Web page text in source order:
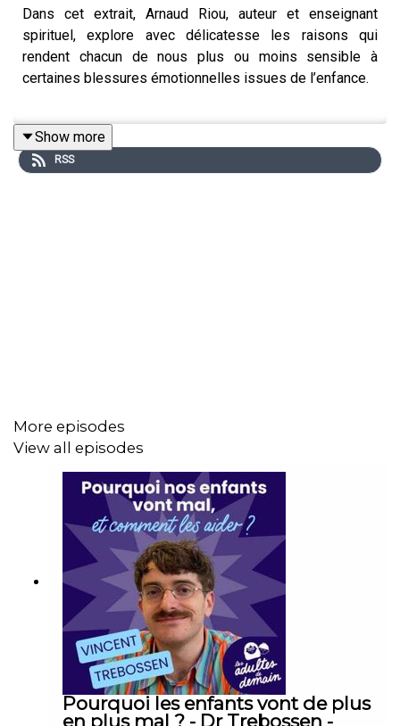
Dans cet extrait, Arnaud Riou, auteur et enseignant
spirituel, explore avec délicatesse les raisons qui
rendent chacun de nous plus ou moins sensible à
certaines blessures émotionnelles issues de l’enfance.
Il explique que ce ne sont pas tant les événements
vécus qui marquent, mais la manière singulière dont
scénarios intérieurs qui se répètent.
Grâce au pouvoir d’interprétation, il devient alors
possible de réécrire notre histoire, de se libérer de nos
vieux réflexes et de porter un regard neuf sur nos
expériences.
Arnaud Riou illustre comment changer ces récits
intérieurs, c’est reprendre la main sur sa vie et ouvrir la
porte à de nouvelles ressources, retrouvant ainsi l’accès
à notre liberté d’adulte.
Show more
RSS
More episodes
View all episodes
Pourquoi les enfants vont de plus
en plus mal ? - Dr Trebossen -